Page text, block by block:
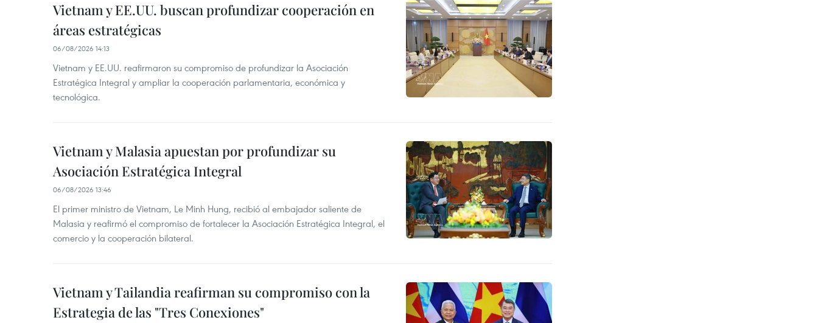
Vietnam y EE.UU. buscan profundizar cooperación en
áreas estratégicas
06/08/2026 14:13
Vietnam y EE.UU. reafirmaron su compromiso de profundizar la Asociación
Estratégica Integral y ampliar la cooperación parlamentaria, económica y
tecnológica.
Vietnam y Malasia apuestan por profundizar su
Asociación Estratégica Integral
06/08/2026 13:46
El primer ministro de Vietnam, Le Minh Hung, recibió al embajador saliente de
Malasia y reafirmó el compromiso de fortalecer la Asociación Estratégica Integral, el
comercio y la cooperación bilateral.
Vietnam y Tailandia reafirman su compromiso con la
Estrategia de las "Tres Conexiones"